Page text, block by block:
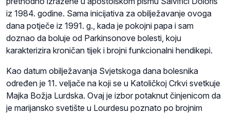
iz 1984. godine. Sama inicijativa za obilježavanje ovoga
dana potječe iz 1991. g., kada je pokojni papa i sam
doznao da boluje od Parkinsonove bolesti, koju
karakterizira kroničan tijek i brojni funkcionalni hendikepi.
Kao datum obilježavanja Svjetskoga dana bolesnika
određen je 11. veljače na koji se u Katoličkoj Crkvi svetkuje
Majka Božja Lurdska. Ovaj je izbor potaknut činjenicom da
je marijansko svetište u Lourdesu poznato po brojnim